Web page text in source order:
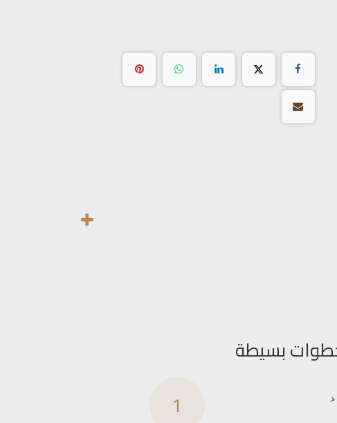
بسيطة
1